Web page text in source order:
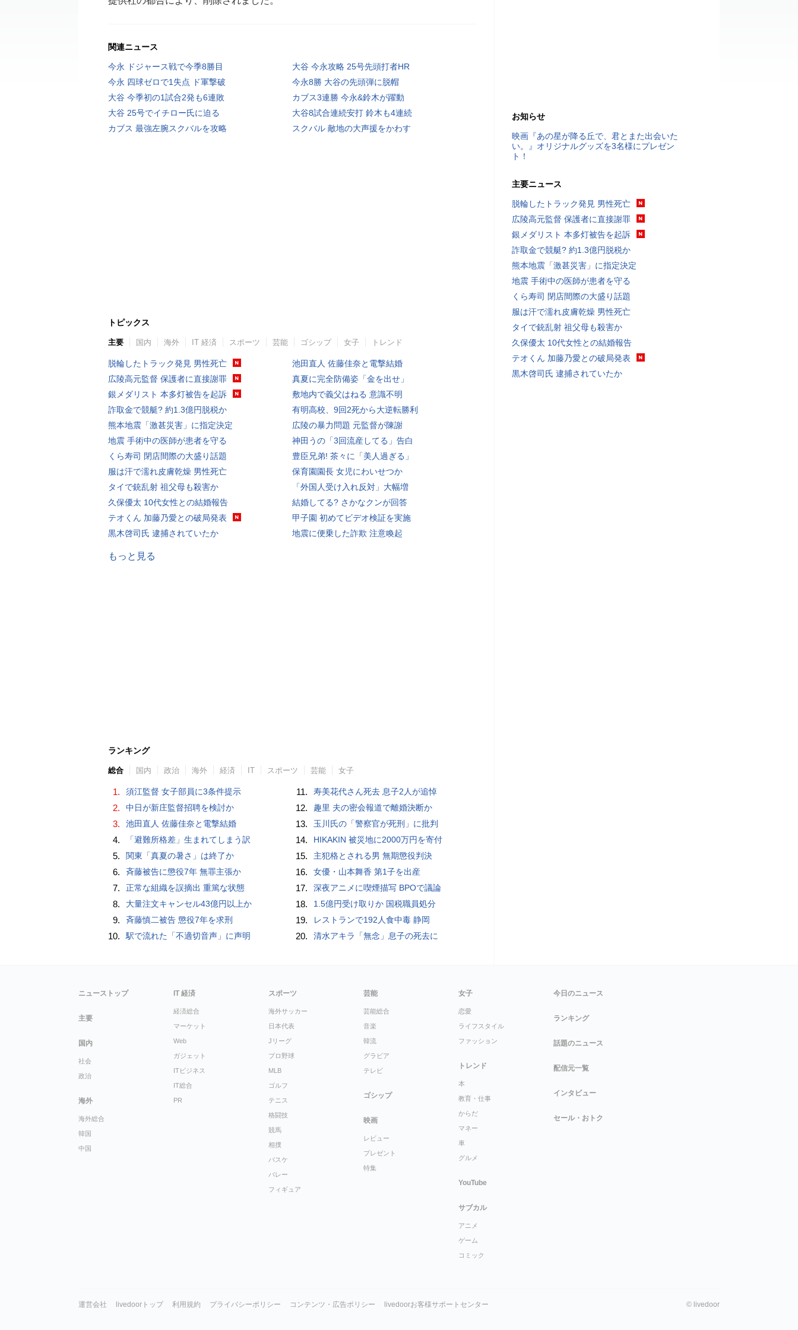
関連ニュース
今永 ドジャース戦で今季8勝目
大谷 今永攻略 25号先頭打者HR
今永 四球ゼロで1失点 ド軍撃破
今永8勝 大谷の先頭弾に脱帽
大谷 今季初の1試合2発も6連敗
カブス3連勝 今永&鈴木が躍動
大谷 25号でイチロー氏に迫る
大谷8試合連続安打 鈴木も4連続
カブス 最強左腕スクバルを攻略
スクバル 敵地の大声援をかわす
トピックス
主要 国内 海外 IT 経済 スポーツ 芸能 ゴシップ 女子 トレンド
脱輪したトラック発見 男性死亡
広陵高元監督 保護者に直接謝罪
銀メダリスト 本多灯被告を起訴
詐取金で競艇? 約1.3億円脱税か
熊本地震「激甚災害」に指定決定
地震 手術中の医師が患者を守る
くら寿司 閉店間際の大盛り話題
服は汗で濡れ皮膚乾燥 男性死亡
タイで銃乱射 祖父母も殺害か
久保優太 10代女性との結婚報告
テオくん 加藤乃愛との破局発表
黒木啓司氏 逮捕されていたか
池田直人 佐藤佳奈と電撃結婚
真夏に完全防備姿「金を出せ」
敷地内で義父はねる 意識不明
有明高校、9回2死から大逆転勝利
広陵の暴力問題 元監督が陳謝
神田うの「3回流産してる」告白
豊臣兄弟! 茶々に「美人過ぎる」
保育園園長 女児にわいせつか
「外国人受け入れ反対」大幅増
結婚してる? さかなクンが回答
甲子園 初めてビデオ検証を実施
地震に便乗した詐欺 注意喚起
もっと見る
ランキング
総合 国内 政治 海外 経済 IT スポーツ 芸能 女子
1. 須江監督 女子部員に3条件提示
2. 中日が新庄監督招聘を検討か
3. 池田直人 佐藤佳奈と電撃結婚
4. 「避難所格差」生まれてしまう訳
5. 関東「真夏の暑さ」は終了か
6. 斉藤被告に懲役7年 無罪主張か
7. 正常な組織を誤摘出 重篤な状態
8. 大量注文キャンセル43億円以上か
9. 斉藤慎二被告 懲役7年を求刑
10. 駅で流れた「不適切音声」に声明
11. 寿美花代さん死去 息子2人が追悼
12. 趣里 夫の密会報道で離婚決断か
13. 玉川氏の「警察官が死刑」に批判
14. HIKAKIN 被災地に2000万円を寄付
15. 主犯格とされる男 無期懲役判決
16. 女優・山本舞香 第1子を出産
17. 深夜アニメに喫煙描写 BPOで議論
18. 1.5億円受け取りか 国税職員処分
19. レストランで192人食中毒 静岡
20. 清水アキラ「無念」息子の死去に
お知らせ
映画『あの星が降る丘で、君とまた出会いた
い。』オリジナルグッズを3名様にプレゼン
ト！
主要ニュース
脱輪したトラック発見 男性死亡
広陵高元監督 保護者に直接謝罪
銀メダリスト 本多灯被告を起訴
詐取金で競艇? 約1.3億円脱税か
熊本地震「激甚災害」に指定決定
地震 手術中の医師が患者を守る
くら寿司 閉店間際の大盛り話題
服は汗で濡れ皮膚乾燥 男性死亡
タイで銃乱射 祖父母も殺害か
久保優太 10代女性との結婚報告
テオくん 加藤乃愛との破局発表
黒木啓司氏 逮捕されていたか
ニューストップ
主要
国内
社会
政治
海外
海外総合
韓国
中国
IT 経済
経済総合
マーケット
Web
ガジェット
ITビジネス
IT総合
PR
スポーツ
海外サッカー
日本代表
Jリーグ
プロ野球
MLB
ゴルフ
テニス
格闘技
競馬
相撲
バスケ
バレー
フィギュア
芸能
芸能総合
音楽
韓流
グラビア
テレビ
ゴシップ
映画
レビュー
プレゼント
特集
女子
恋愛
ライフスタイル
ファッション
トレンド
本
教育・仕事
からだ
マネー
車
グルメ
YouTube
サブカル
アニメ
ゲーム
コミック
今日のニュース
ランキング
話題のニュース
配信元一覧
インタビュー
セール・おトク
運営会社 livedoorトップ 利用規約 プライバシーポリシー コンテンツ・広告ポリシー livedoorお客様サポートセンター © livedoor